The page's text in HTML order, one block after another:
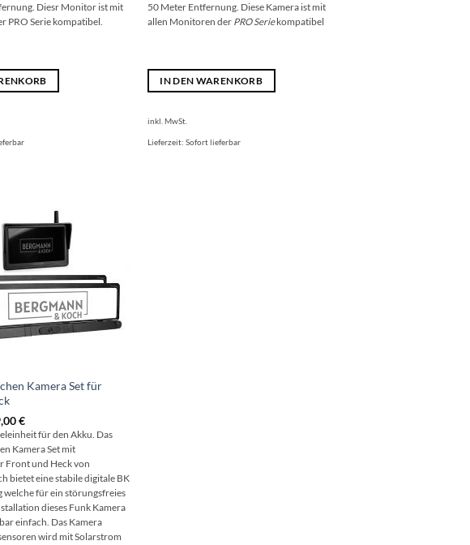
Diesr Monitor ist mit
PRO Serie kompatibel.
50 Meter Entfernung. Diese Kamera ist mit
allen Monitoren der PRO Seriekompatibel
IN DEN WARENKORB
inkl. MwSt.
Lieferzeit: Sofort lieferbar
Kamera Set für
€
€Aktueller
Preis
ist:
319,00 €.
für den Akku. Das
Kamera Set mit
Front und Heck von
bietet eine stabile digitale BK
welche für ein störungsfreies
dieses Funk Kamera
einfach. Das Kamera
wird mit Solarstrom